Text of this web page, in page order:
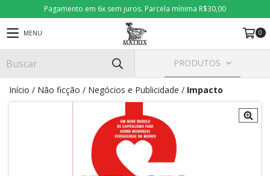
Pagamento em 6x sem juros. Parcela mínima R$30,00
MENU 0
PRODUTOS
Início / Não ficção / Negócios e Publicidade / Impacto